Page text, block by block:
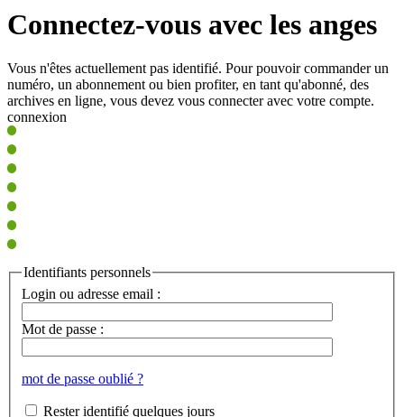
Connectez-vous avec les anges
Vous n'êtes actuellement pas identifié. Pour pouvoir commander un
numéro, un abonnement ou bien profiter, en tant qu'abonné, des
archives en ligne, vous devez vous connecter avec votre compte.
connexion
Identifiants personnels
Login ou adresse email :
Mot de passe :
mot de passe oublié ?
Rester identifié quelques jours